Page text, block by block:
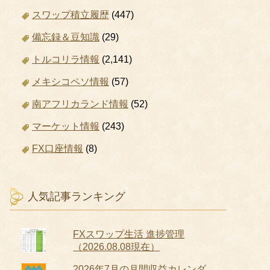
スワップ積立履歴 (447)
備忘録＆豆知識 (29)
トルコリラ情報 (2,141)
メキシコペソ情報 (57)
南アフリカランド情報 (52)
マーケット情報 (243)
FX口座情報 (8)
人気記事ランキング
FXスワップ生活 進捗管理
（2026.08.08現在）